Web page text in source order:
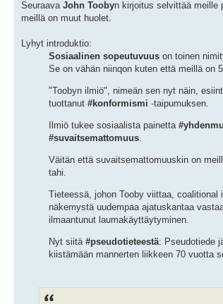
Seuraava John Toobyn kirjoitus selvittää meille
meillä on muut huolet.
Lyhyt introduktio:
Sosiaalinen sopeutuvuus on toinen
Se on vähän niinqon kuten että meillä on
"Toobyn ilmiö", nimeän sen nyt näin,
tuottanut #konformismi -taipumuksen.
Ilmiö tukee sosiaalista painetta
#suvaitsemattomuus
Väitän että suvaitsemattomuuskin on
tahi.
Tieteessä, johon Tooby viittaa,
näkemystä uudempaa ajatuskantaa
ilmaantunut laumakäyttäytyminen.
Nyt siitä #pseudotieteestä: Pseudotiede
kiistämään mannerten liikkeen 70 vuotta